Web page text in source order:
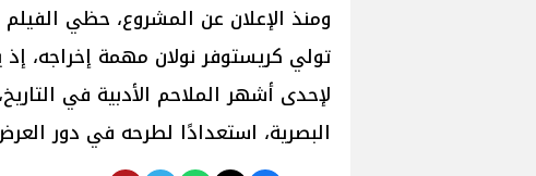
ومنذ الإعلان عن المشروع، حظي
تولي كريستوفر نولان مهمة إخراجه،
لإحدى أشهر الملاحم الأدبية في
البصرية، استعدادًا لطرحه في دور